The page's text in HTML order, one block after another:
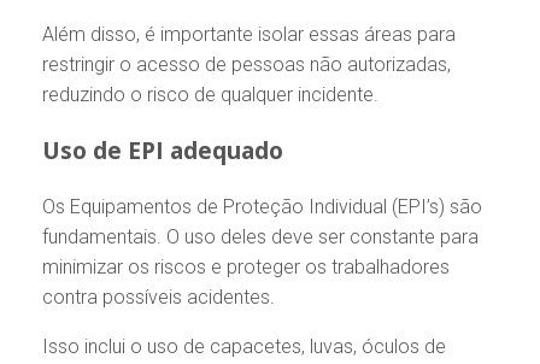
Além disso, é importante isolar essas áreas para
restringir o acesso de pessoas não autorizadas,
reduzindo o risco de qualquer incidente.
Uso de EPI adequado
Os Equipamentos de Proteção Individual (EPI’s) são
fundamentais. O uso deles deve ser constante para
minimizar os riscos e proteger os trabalhadores
contra possíveis acidentes.
Isso inclui o uso de capacetes, luvas, óculos de